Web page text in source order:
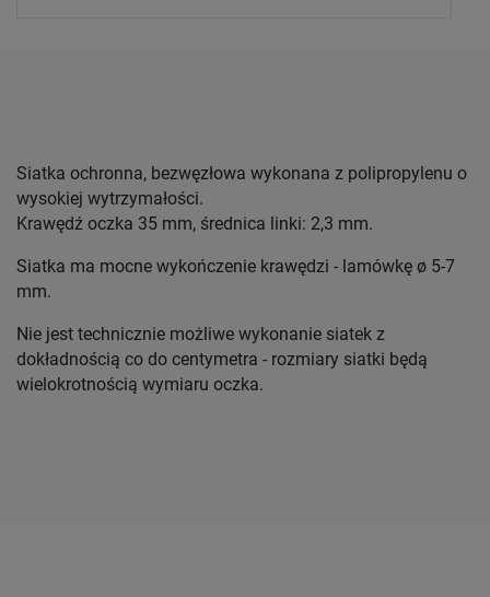
Siatka ochronna, bezwęzłowa wykonana z polipropylenu o
wysokiej wytrzymałości.
Krawędź oczka 35 mm, średnica linki: 2,3 mm.
Siatka ma mocne wykończenie krawędzi - lamówkę ø 5-7
mm.
Nie jest technicznie możliwe wykonanie siatek z
dokładnością co do centymetra - rozmiary siatki będą
wielokrotnością wymiaru oczka.